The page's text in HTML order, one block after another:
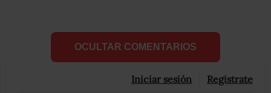
OCULTAR COMENTARIOS
Iniciar sesión Registrate